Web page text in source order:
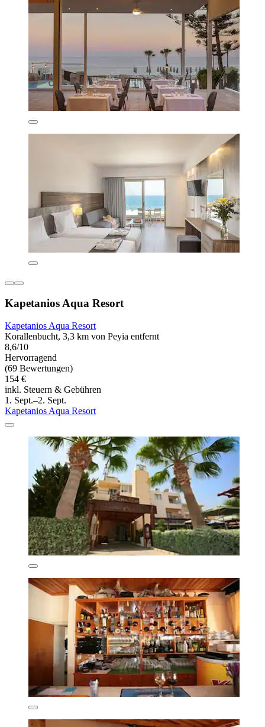
Kapetanios Aqua Resort
Kapetanios Aqua Resort
Korallenbucht, 3,3 km von Peyia entfernt
8,6/10
Hervorragend
(69 Bewertungen)
154 €
inkl. Steuern & Gebühren
1. Sept.–2. Sept.
Kapetanios Aqua Resort